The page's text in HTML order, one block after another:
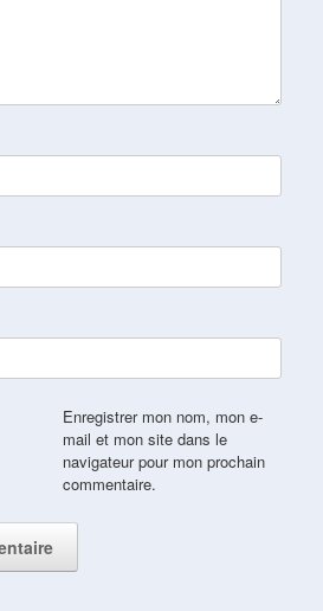
Enregistrer mon nom, mon e-
mail et mon site dans le
navigateur pour mon prochain
commentaire.